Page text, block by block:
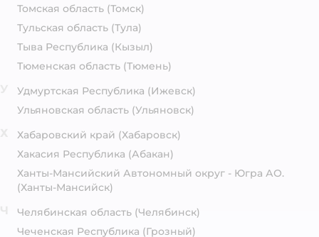
Томская область (Томск)
Тульская область (Тула)
Тыва Республика (Кызыл)
Тюменская область (Тюмень)
Удмуртская Республика (Ижевск)
Ульяновская область (Ульяновск)
Хабаровский край (Хабаровск)
Хакасия Республика (Абакан)
Ханты-Мансийский Автономный округ - Югра АО.
(Ханты-Мансийск)
Челябинская область (Челябинск)
Чеченская Республика (Грозный)